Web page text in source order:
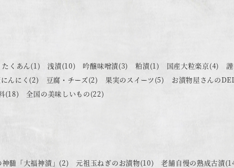
たくあん(1) 浅漬(10) 吟醸味噌漬(3) 粕漬(1) 国産大粒楽京(4)
んにく (2) 豆腐・チーズ(2) 果実のスイーツ (5) お漬物屋さんの
(18) 全国の美味しいもの(22)
髄「大福神漬」 (2) 元祖玉ねぎのお漬物(10) 老舗自慢の熟成古漬